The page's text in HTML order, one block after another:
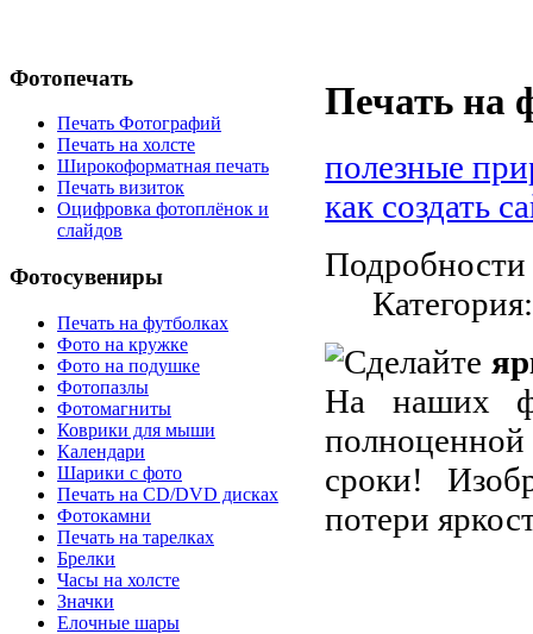
Фотопечать
Печать Фотографий
Печать на холсте
Широкоформатная печать
Печать визиток
Оцифровка фотоплёнок и
слайдов
Фотосувениры
Печать на футболках
Фото на кружке
Фото на подушке
Фотопазлы
Фотомагниты
Коврики для мыши
Календари
Шарики с фото
Печать на CD/DVD дисках
Фотокамни
Печать на тарелках
Брелки
Часы на холсте
Значки
Елочные шары
Печать на
полезные
как создать
Подробности
Сделайте
На наших
сроки!
потери